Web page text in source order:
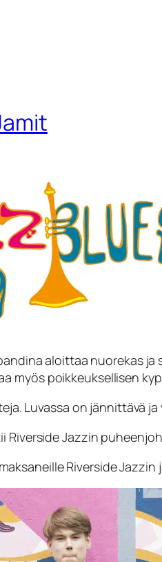
aloittaa nuorekas
myös poikkeuksellisen
Luvassa on jännittävä
Jazzin
Riverside Jazzin